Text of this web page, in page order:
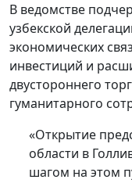
В ведомстве
узбекской
экономических
инвестиций и
двустороннего
гуманитарного
«Открытие
области в
шагом на этом